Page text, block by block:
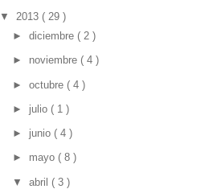
▼ 2013 ( 29 )
► diciembre ( 2 )
► noviembre ( 4 )
► octubre ( 4 )
► julio ( 1 )
► junio ( 4 )
► mayo ( 8 )
▼ abril ( 3 )